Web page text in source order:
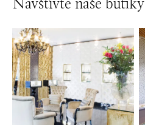
Navštívte naše butiky